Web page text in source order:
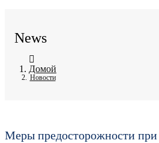
News
Домой
Новости
Меры предосторожности при